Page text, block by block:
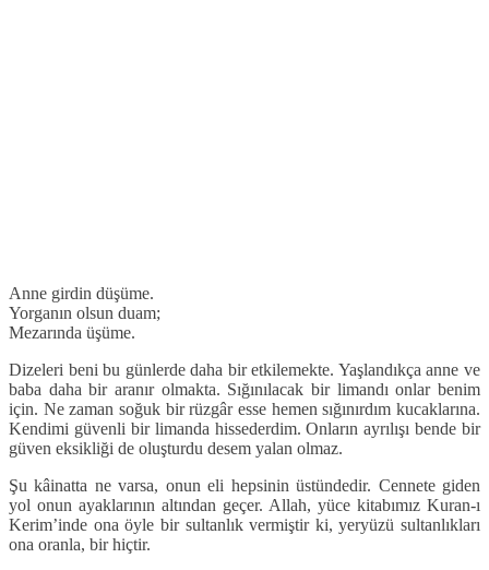
Anne girdin düşüme.
Yorganın olsun duam;
Mezarında üşüme.
Dizeleri beni bu günlerde daha bir etkilemekte. Yaşlandıkça anne ve
baba daha bir aranır olmakta. Sığınılacak bir limandı onlar benim
için. Ne zaman soğuk bir rüzgâr esse hemen sığınırdım kucaklarına.
Kendimi güvenli bir limanda hissederdim. Onların ayrılışı bende bir
güven eksikliği de oluşturdu desem yalan olmaz.
Şu kâinatta ne varsa, onun eli hepsinin üstündedir. Cennete giden
yol onun ayaklarının altından geçer. Allah, yüce kitabımız Kuran-ı
Kerim’inde ona öyle bir sultanlık vermiştir ki, yeryüzü sultanlıkları
ona oranla, bir hiçtir.